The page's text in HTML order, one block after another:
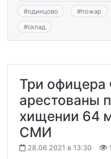
#одинцово #пожар
#склад
Три
арестованы
хищении 64
СМИ
28.06.2021 в 13:30